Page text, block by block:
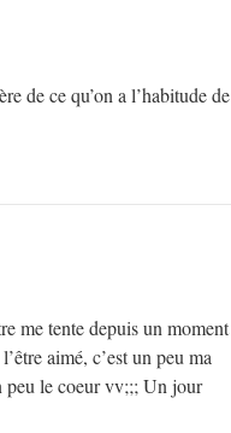
de ce qu’on a l’habitude de
me tente depuis un moment
aimé, c’est un peu ma
peu le coeur vv;;; Un jour